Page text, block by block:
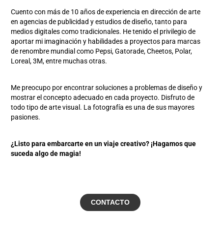
Cuento con más de 10 años de experiencia en dirección de arte
en agencias de publicidad y estudios de diseño, tanto para
medios digitales como tradicionales. He tenido el privilegio de
aportar mi imaginación y habilidades a proyectos para marcas
de renombre mundial como Pepsi, Gatorade, Cheetos, Polar,
Loreal, 3M, entre muchas otras.
Me preocupo por encontrar soluciones a problemas de diseño y
mostrar el concepto adecuado en cada proyecto. Disfruto de
todo tipo de arte visual. La fotografía es una de sus mayores
pasiones.
¿Listo para embarcarte en un viaje creativo? ¡Hagamos que
suceda algo de magia!
CONTACTO